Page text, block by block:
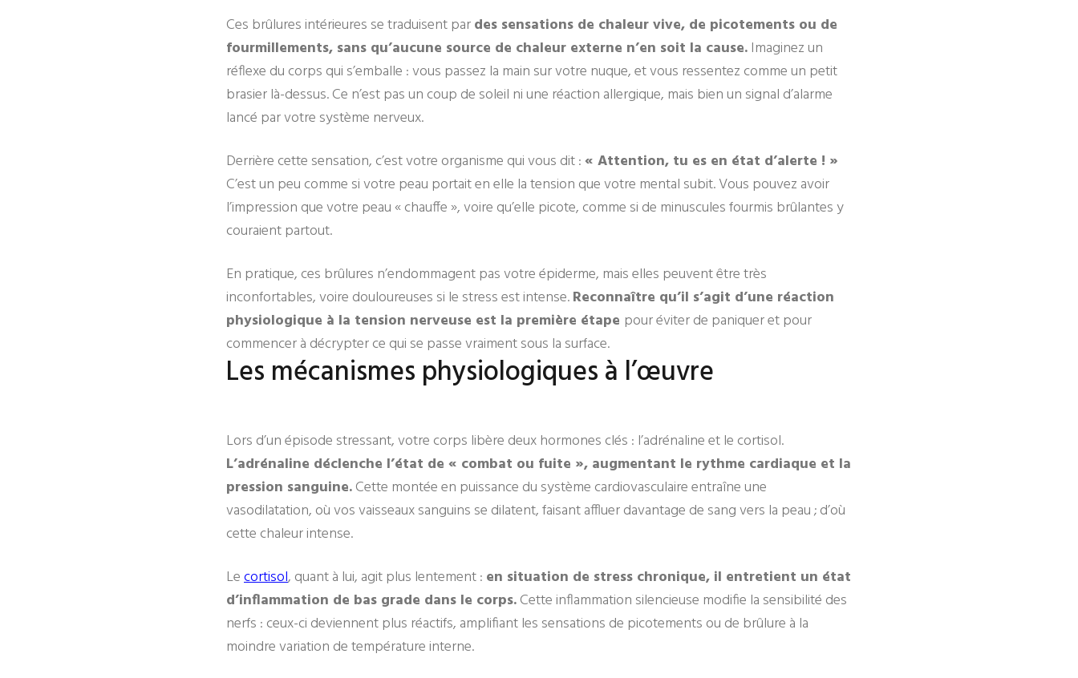
Ces brûlures intérieures se traduisent pardes sensations de chaleur vive, de picotements ou de
fourmillements, sans qu’aucune source de chaleur externe n’en soit la cause.Imaginez un
réflexe du corps qui s’emballe : vous passez la main sur votre nuque, et vous ressentez comme un petit
brasier là-dessus. Ce n’est pas un coup de soleil ni une réaction allergique, mais bien un signal d’alarme
lancé par votre système nerveux.
Derrière cette sensation, c’est votre organisme qui vous dit : « Attention, tu es en état d’alerte ! »
C’est un peu comme si votre peau portait en elle la tension que votre mental subit. Vous pouvez avoir
l’impression que votre peau « chauffe », voire qu’elle picote, comme si de minuscules fourmis brûlantes y
couraient partout.
En pratique, ces brûlures n’endommagent pas votre épiderme, mais elles peuvent être très
inconfortables, voire douloureuses si le stress est intense.Reconnaître qu’il s’agit d’une réaction
physiologique à la tension nerveuse est la première étape pour éviter de paniquer et pour
commencer à décrypter ce qui se passe vraiment sous la surface.
Les mécanismes physiologiques à l’œuvre
Lors d’un épisode stressant, votre corps libère deux hormones clés : l’adrénaline et le cortisol.
L’adrénaline déclenche l’état de « combat ou fuite », augmentant le rythme cardiaque et la
pression sanguine.Cette montée en puissance du système cardiovasculaire entraîne une
vasodilatation, où vos vaisseaux sanguins se dilatent, faisant affluer davantage de sang vers la peau ; d’où
cette chaleur intense.
Lecortisol, quant à lui, agit plus lentement : en situation de stress chronique, il entretient un état
d’inflammation de bas grade dans le corps.Cette inflammation silencieuse modifie la sensibilité des
nerfs : ceux-ci deviennent plus réactifs, amplifiant les sensations de picotements ou de brûlure à la
moindre variation de température interne.